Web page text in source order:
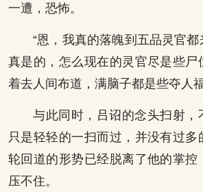
一遭，恐怖。
“恩，我真的落魄到五品灵官都
真是的，怎么现在的灵官尽是些尸
着去人间布道，满脑子都是些夺人
与此同时，吕诏的念头扫射，
只是轻轻的一扫而过，并没有过多
轮回道的形势已经脱离了他的掌控
压不住。